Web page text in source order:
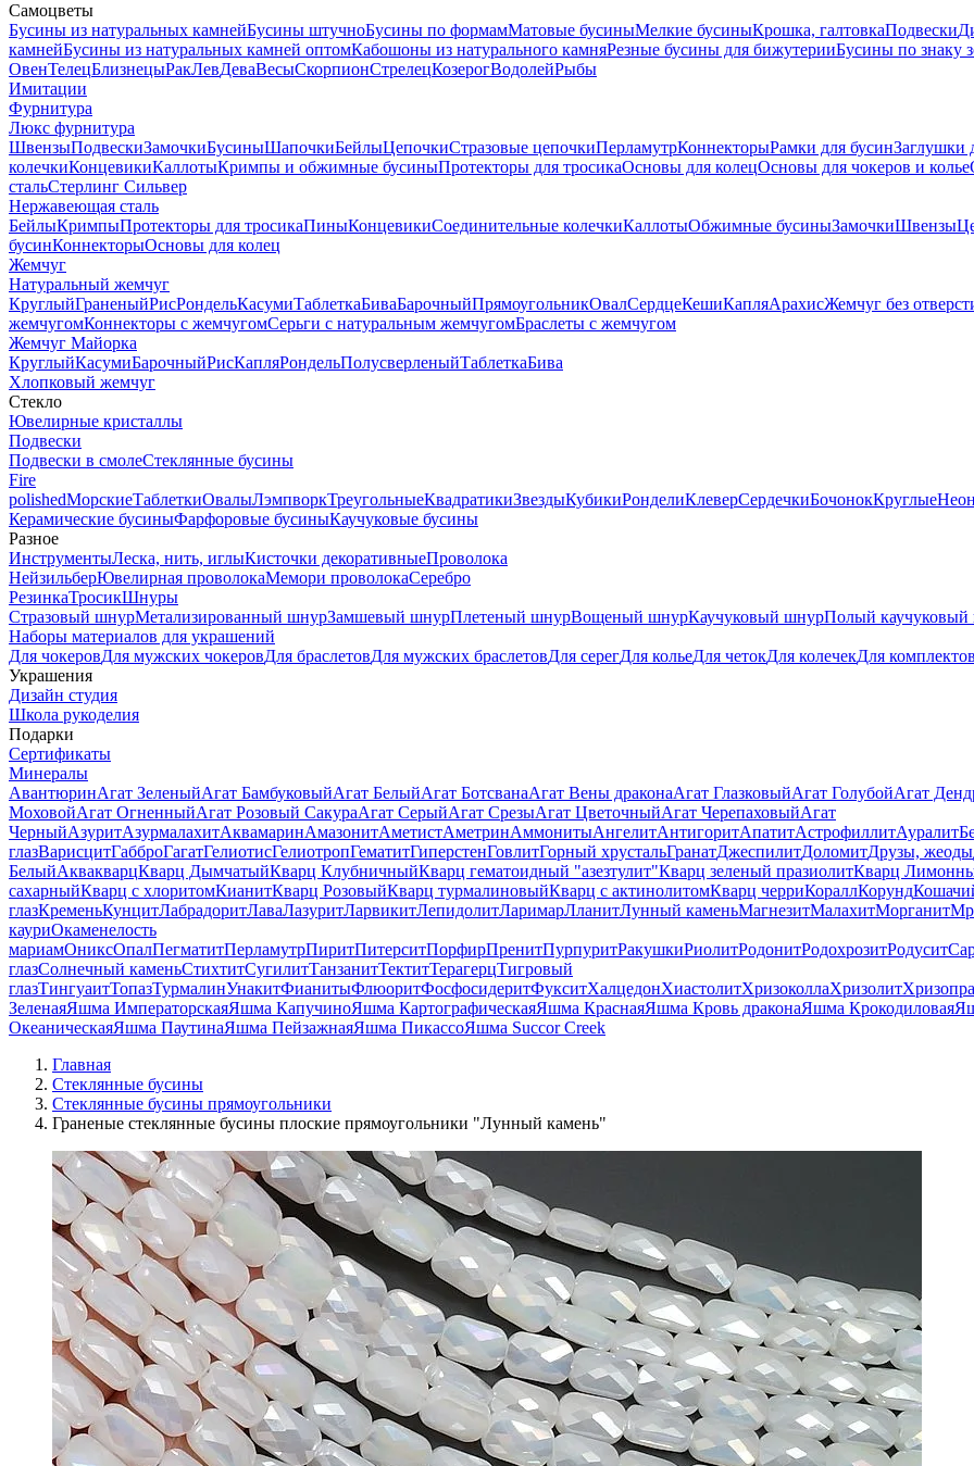
Самоцветы
Бусины из натуральных камнейБусины штучноБусины по формамМатовые бусиныМелкие бусиныКрошка, галтовкаПодвески
камнейБусины из натуральных камней оптомКабошоны из натурального камняРезные бусины для бижутерииБусины по знаку
ОвенТелецБлизнецыРакЛевДеваВесыСкорпионСтрелецКозерогВодолейРыбы
Имитации
Фурнитура
Люкс фурнитура
ШвензыПодвескиЗамочкиБусиныШапочкиБейлыЦепочкиСтразовые цепочкиПерламутрКоннекторыРамки для бусинЗаглушки
колечкиКонцевикиКаллотыКримпы и обжимные бусиныПротекторы для тросикаОсновы для колецОсновы для чокеров и колье
стальСтерлинг Сильвер
Нержавеющая сталь
БейлыКримпыПротекторы для тросикаПиныКонцевикиСоединительные колечкиКаллотыОбжимные бусиныЗамочкиШвензы
бусинКоннекторыОсновы для колец
Жемчуг
Натуральный жемчуг
КруглыйГраненыйРисРондельКасумиТаблеткаБиваБарочныйПрямоугольникОвалСердцеКешиКапляАрахисЖемчуг без
жемчугомКоннекторы с жемчугомСерьги с натуральным жемчугомБраслеты с жемчугом
Жемчуг Майорка
КруглыйКасумиБарочныйРисКапляРондельПолусверленыйТаблеткаБива
Хлопковый жемчуг
Стекло
Ювелирные кристаллы
Подвески
Подвески в смолеСтеклянные бусины
Fire
polishedМорскиеТаблеткиОвалыЛэмпворкТреугольныеКвадратикиЗвездыКубикиРонделиКлеверСердечкиБочонокКруглые
Керамические бусиныФарфоровые бусиныКаучуковые бусины
Разное
ИнструментыЛеска, нить, иглыКисточки декоративныеПроволока
НейзильберЮвелирная проволокаМемори проволокаСеребро
РезинкаТросикШнуры
Стразовый шнурМетализированный шнурЗамшевый шнурПлетеный шнурВощеный шнурКаучуковый шнурПолый
Наборы материалов для украшений
Для чокеровДля мужских чокеровДля браслетовДля мужских браслетовДля серегДля кольеДля четокДля колечекДля
Украшения
Дизайн студия
Школа рукоделия
Подарки
Сертификаты
Минералы
АвантюринАгат ЗеленыйАгат БамбуковыйАгат БелыйАгат БотсванаАгат Вены драконаАгат ГлазковыйАгат ГолубойАгат
МоховойАгат ОгненныйАгат Розовый СакураАгат СерыйАгат СрезыАгат ЦветочныйАгат ЧерепаховыйАгат
ЧерныйАзуритАзурмалахитАквамаринАмазонитАметистАметринАммонитыАнгелитАнтигоритАпатитАстрофиллитАуралит
глазВарисцитГабброГагатГелиотисГелиотропГематитГиперстенГовлитГорный хрустальГранатДжеспилитДоломитДрузы, жеоды
БелыйАквакварцКварц ДымчатыйКварц КлубничныйКварц гематоидный "азезтулит"Кварц зеленый празиолитКварц
сахарныйКварц с хлоритомКианитКварц РозовыйКварц турмалиновыйКварц с актинолитомКварц черриКораллКорунд
глазКременьКунцитЛабрадоритЛаваЛазуритЛарвикитЛепидолитЛаримарЛланитЛунный каменьМагнезитМалахитМорганит
кауриОкаменелость
мариамОниксОпалПегматитПерламутрПиритПитерситПорфирПренитПурпуритРакушкиРиолитРодонитРодохрозитРодусит
глазСолнечный каменьСтихтитСугилитТанзанитТектитТерагерцТигровый
глазТингуаитТопазТурмалинУнакитФианитыФлюоритФосфосидеритФукситХалцедонХиастолитХризоколлаХризолит
ЗеленаяЯшма ИмператорскаяЯшма КапучиноЯшма КартографическаяЯшма КраснаяЯшма Кровь драконаЯшма Крокодиловая
ОкеаническаяЯшма ПаутинаЯшма ПейзажнаяЯшма ПикассоЯшма Succor Creek
Главная
Стеклянные бусины
Стеклянные бусины прямоугольники
Граненые стеклянные бусины плоские прямоугольники "Лунный камень"